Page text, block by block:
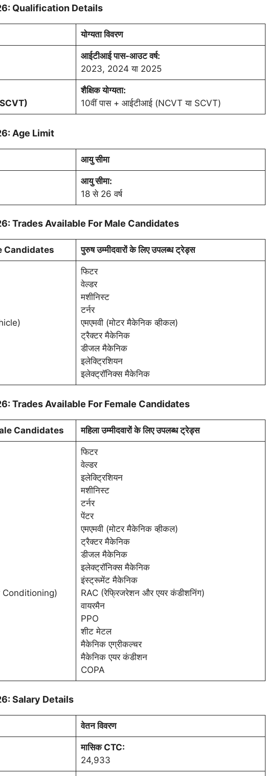
Qualification Details
योग्यता विवरण
आईटीआई पास-आउट वर्ष:
2023, 2024 या 2025
शैक्षिक योग्यता:
10वीं पास + आईटीआई (NCVT या SCVT)
Age Limit
आयु सीमा
आयु सीमा:
18 से 26 वर्ष
Trades Available For Male Candidates
Candidates पुरुष उम्मीदवारों के लिए उपलब्ध ट्रेड्स
फिटर
वेल्डर
मशीनिस्ट
टर्नर
एमएमवी (मोटर मैकेनिक व्हीकल)
ट्रैक्टर मैकेनिक
डीजल मैकेनिक
इलेक्ट्रिशियन
इलेक्ट्रॉनिक्स मैकेनिक
Trades Available For Female Candidates
Candidates महिला उम्मीदवारों के लिए उपलब्ध ट्रेड्स
Conditioning)
फिटर
वेल्डर
इलेक्ट्रिशियन
मशीनिस्ट
टर्नर
पेंटर
एमएमवी (मोटर मैकेनिक व्हीकल)
ट्रैक्टर मैकेनिक
डीजल मैकेनिक
इलेक्ट्रॉनिक्स मैकेनिक
इंस्ट्रूमेंट मैकेनिक
RAC (रेफ्रिजरेशन और एयर कंडीशनिंग)
वायरमैन
PPO
शीट मेटल
मैकेनिक एग्रीकल्चर
मैकेनिक एयर कंडीशन
COPA
Salary Details
वेतन विवरण
मासिक CTC:
24,933